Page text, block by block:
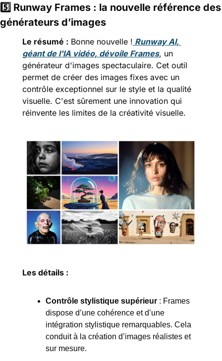
5️⃣ Runway Frames : la nouvelle référence des
générateurs d’images
Le résumé : Bonne nouvelle ! Runway AI,
géant de l'IA vidéo, dévoile Frames, un
générateur d'images spectaculaire. Cet outil
permet de créer des images fixes avec un
contrôle exceptionnel sur le style et la qualité
visuelle. C'est sûrement une innovation qui
réinvente les limites de la créativité visuelle.
Les détails :
Contrôle stylistique supérieur : Frames
dispose d’une cohérence et d’une
intégration stylistique remarquables. Cela
conduit à la création d’images réalistes et
sur mesure.